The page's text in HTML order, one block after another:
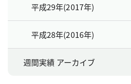
平成29年(2017年)
平成28年(2016年)
週間実績 アーカイブ